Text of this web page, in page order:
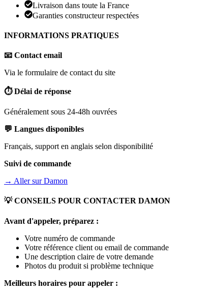
Livraison dans toute la France
Garanties constructeur respectées
INFORMATIONS PRATIQUES
📧 Contact email
Via le formulaire de contact du site
⏱️ Délai de réponse
Généralement sous 24-48h ouvrées
💬 Langues disponibles
Français, support en anglais selon disponibilité
Suivi de commande
→ Aller surDamon
💡 CONSEILS POUR CONTACTER DAMON
Avant d'appeler, préparez :
Votre numéro de commande
Votre référence client ou email de commande
Une description claire de votre demande
Photos du produit si problème technique
Meilleurs horaires pour appeler :